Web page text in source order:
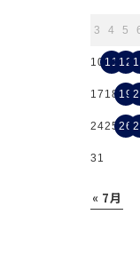
3 4 5
10 11 12
17 18 19
2425 26
31
« 7月